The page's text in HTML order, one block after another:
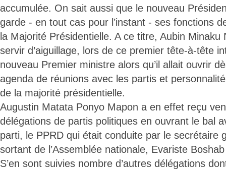
accumulée. On sait aussi que le nouveau
garde - en tout cas pour l’instant - ses fonctions
la Majorité Présidentielle. A ce titre, Aubin Minaku
servir d’aiguillage, lors de ce premier tête-à-tête
nouveau Premier ministre alors qu’il allait ouvrir
agenda de réunions avec les partis et
de la majorité présidentielle.
Augustin Matata Ponyo Mapon a en effet reçu
délégations de partis politiques en ouvrant le bal
parti, le PPRD qui était conduite par le secrétaire
sortant de l’Assemblée nationale, Evariste
S’en sont suivies nombre d’autres délégations